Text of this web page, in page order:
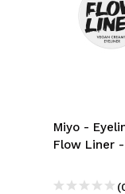
Miyo -
Flow Liner